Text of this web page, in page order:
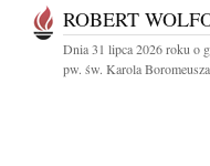
ROBERT
Dnia 31 lipca 2026 roku o
pw. św. Karola